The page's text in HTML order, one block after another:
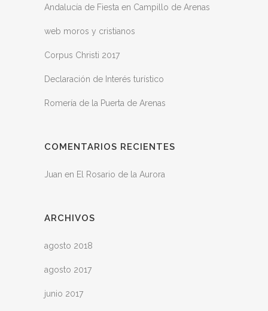
Andalucía de Fiesta en Campillo de Arenas
web moros y cristianos
Corpus Christi 2017
Declaración de Interés turístico
Romería de la Puerta de Arenas
COMENTARIOS RECIENTES
Juan en El Rosario de la Aurora
ARCHIVOS
agosto 2018
agosto 2017
junio 2017